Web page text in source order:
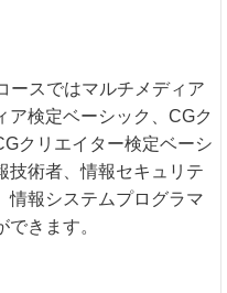
ースではマルチメディア
ア検定ベーシック、CGク
クリエイター検定ベーシ
技術者、情報セキュリテ
情報システムプログラマ
きます。